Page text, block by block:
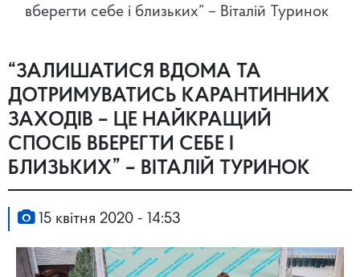
вберегти себе і близьких” – Віталій Туринок
“ЗАЛИШАТИСЯ ВДОМА ТА
ДОТРИМУВАТИСЬ КАРАНТИННИХ
ЗАХОДІВ – ЦЕ НАЙКРАЩИЙ
СПОСІБ ВБЕРЕГТИ СЕБЕ І
БЛИЗЬКИХ” – ВІТАЛІЙ ТУРИНОК
15 квітня 2020 - 14:53